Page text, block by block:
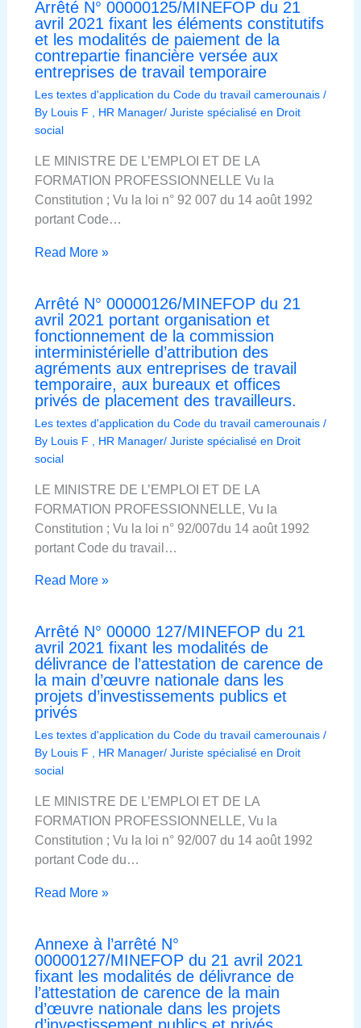
Arrêté N° 00000125/MINEFOP du 21
avril 2021 fixant les éléments constitutifs
et les modalités de paiement de la
contrepartie financière versée aux
entreprises de travail temporaire
Les textes d'application du Code du travail camerounais/
By Louis F , HR Manager/ Juriste spécialisé en Droit
social
LE MINISTRE DE L’EMPLOI ET DE LA
FORMATION PROFESSIONNELLE Vu la
Constitution ; Vu la loi n° 92 007 du 14 août 1992
portant Code…
Read More »
Arrêté N° 00000126/MINEFOP du 21
avril 2021 portant organisation et
fonctionnement de la commission
interministérielle d’attribution des
agréments aux entreprises de travail
temporaire, aux bureaux et offices
privés de placement des travailleurs.
Les textes d'application du Code du travail camerounais/
By Louis F , HR Manager/ Juriste spécialisé en Droit
social
LE MINISTRE DE L’EMPLOI ET DE LA
FORMATION PROFESSIONNELLE, Vu la
Constitution ; Vu la loi n° 92/007du 14 août 1992
portant Code du travail…
Read More »
Arrêté N° 00000 127/MINEFOP du 21
avril 2021 fixant les modalités de
délivrance de l’attestation de carence de
la main d’œuvre nationale dans les
projets d’investissements publics et
privés
Les textes d'application du Code du travail camerounais/
By Louis F , HR Manager/ Juriste spécialisé en Droit
social
LE MINISTRE DE L’EMPLOI ET DE LA
FORMATION PROFESSIONNELLE, Vu la
Constitution ; Vu la loi n° 92/007 du 14 août 1992
portant Code du…
Read More »
Annexe à l’arrêté N°
00000127/MINEFOP du 21 avril 2021
fixant les modalités de délivrance de
l’attestation de carence de la main
d’œuvre nationale dans les projets